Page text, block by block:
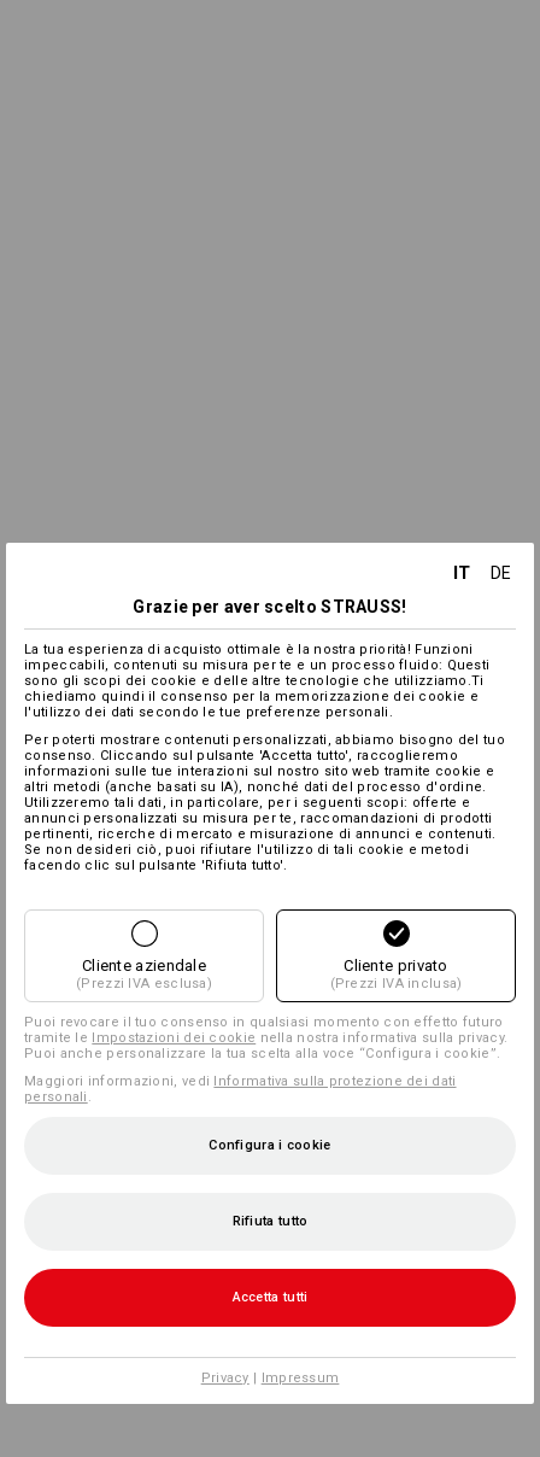
IT
DE
Grazie per aver scelto STRAUSS!
La tua esperienza di acquisto ottimale è la nostra priorità! Funzioni
impeccabili, contenuti su misura per te e un processo fluido: Questi
sono gli scopi dei cookie e delle altre tecnologie che utilizziamo.Ti
chiediamo quindi il consenso per la memorizzazione dei cookie e
l'utilizzo dei dati secondo le tue preferenze personali.
Per poterti mostrare contenuti personalizzati, abbiamo bisogno del tuo
consenso. Cliccando sul pulsante 'Accetta tutto', raccoglieremo
informazioni sulle tue interazioni sul nostro sito web tramite cookie e
altri metodi (anche basati su IA), nonché dati del processo d'ordine.
Utilizzeremo tali dati, in particolare, per i seguenti scopi: offerte e
annunci personalizzati su misura per te, raccomandazioni di prodotti
pertinenti, ricerche di mercato e misurazione di annunci e contenuti.
Se non desideri ciò, puoi rifiutare l'utilizzo di tali cookie e metodi
facendo clic sul pulsante 'Rifiuta tutto'.
Cliente aziendale
(Prezzi IVA esclusa)
Cliente privato
(Prezzi IVA inclusa)
Puoi revocare il tuo consenso in qualsiasi momento con effetto futuro
tramite le Impostazioni dei cookie nella nostra informativa sulla privacy.
Puoi anche personalizzare la tua scelta alla voce “Configura i cookie”.
Maggiori informazioni, vedi Informativa sulla protezione dei dati
personali
Configura i cookie
Rifiuta tutto
Accetta tutti
Privacy | Impressum